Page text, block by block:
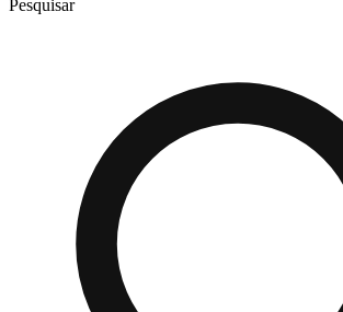
Pesquisar